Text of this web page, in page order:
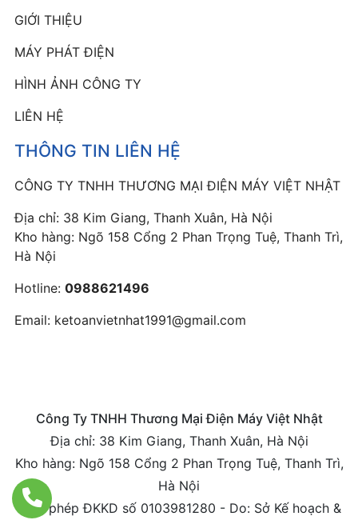
GIỚI THIỆU
MÁY PHÁT ĐIỆN
HÌNH ẢNH CÔNG TY
LIÊN HỆ
THÔNG TIN LIÊN HỆ
CÔNG TY TNHH THƯƠNG MẠI ĐIỆN MÁY VIỆT NHẬT
Địa chỉ: 38 Kim Giang, Thanh Xuân, Hà Nội
Kho hàng: Ngõ 158 Cổng 2 Phan Trọng Tuệ, Thanh Trì,
Hà Nội
Hotline: 0988621496
Email: ketoanvietnhat1991@gmail.com
Công Ty TNHH Thương Mại Điện Máy Việt Nhật
Địa chỉ: 38 Kim Giang, Thanh Xuân, Hà Nội
Kho hàng: Ngõ 158 Cổng 2 Phan Trọng Tuệ, Thanh Trì,
Hà Nội
Giấy phép ĐKKD số 0103981280 - Do: Sở Kế hoạch &